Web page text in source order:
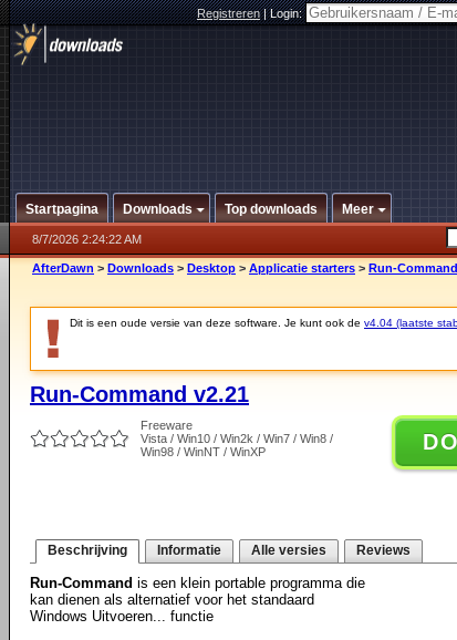
Registreren|Login:
Startpagina Downloads Top downloads Meer
8/7/2026 2:24:22 AM
AfterDawn > Downloads > Desktop > Applicatie starters > Run-
Dit is een oude versie van deze software. Je kunt ook de v4.04 (laatste
Run-Command v2.21
Freeware
Vista / Win10 / Win2k / Win7 / Win8 /
Win98 / WinNT / WinXP
Beschrijving Informatie Alle versies Reviews
Run-Command is een klein portable programma die
kan dienen als alternatief voor het standaard
Windows Uitvoeren... functie